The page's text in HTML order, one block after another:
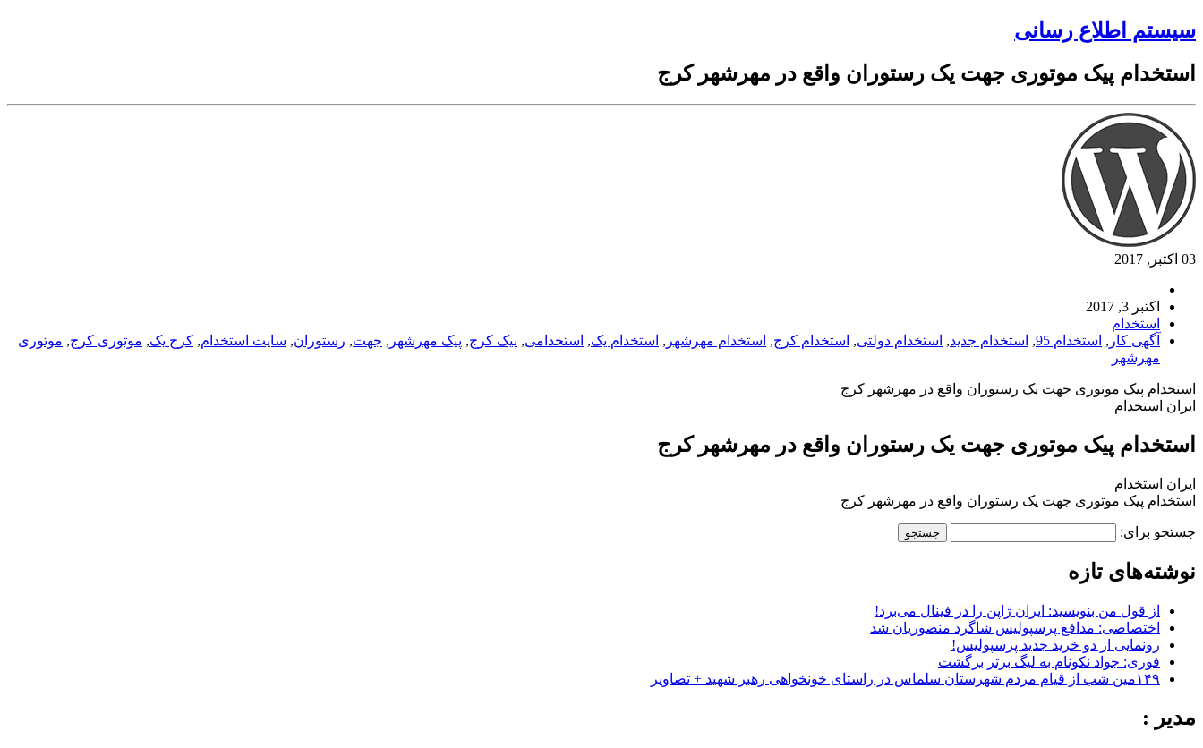
سیستم اطلاع رسانی
استخدام پیک موتوری جهت یک رستوران واقع در مهرشهر کرج
03 اکتبر, 2017
اکتبر 3, 2017
استخدام
آگهی کار , استخدام 95 , استخدام جدید, استخدام دولتی, استخدام کرج, استخدام مهرشهر , استخدام یک, استخدامی, پیک کرج, پیک مهرشهر , جهت, رستوران, سایت استخدام, کرج یک, موتوری کرج, موتوری
مهرشهر
استخدام پیک موتوری جهت یک رستوران واقع در مهرشهر کرج
ایران استخدام
استخدام پیک موتوری جهت یک رستوران واقع در مهرشهر کرج
ایران استخدام
استخدام پیک موتوری جهت یک رستوران واقع در مهرشهر کرج
جستجو برای:
نوشته‌های تازه
از قول من بنویسید: ایران ژاپن را در فینال می‌برد!
اختصاصی: مدافع پرسپولیس شاگرد منصوریان شد
رونمایی از دو خرید جدید پرسپولیس!
فوری: جواد نکونام به لیگ برتر برگشت
۱۴۹مین شب از قیام مردم شهرستان سلماس در راستای خونخواهی رهبر شهید + تصاویر
مدیر :